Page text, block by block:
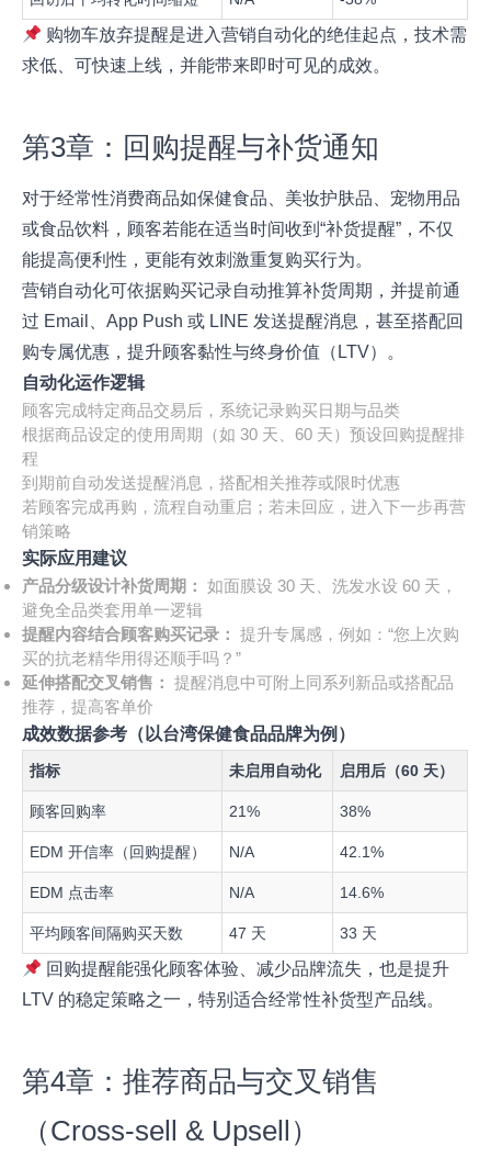
购物车放弃提醒是进入营销自动化的绝佳起点，技术需
求低、可快速上线，并能带来即时可见的成效。
第3章：回购提醒与补货通知
对于经常性消费商品如保健食品、美妆护肤品、宠物用品
或食品饮料，顾客若能在适当时间收到“补货提醒”，不仅
能提高便利性，更能有效刺激重复购买行为。
营销自动化可依据购买记录自动推算补货周期，并提前通
过 Email、App Push 或 LINE 发送提醒消息，甚至搭配回
购专属优惠，提升顾客黏性与终身价值（LTV）。
自动化运作逻辑
顾客完成特定商品交易后，系统记录购买日期与品类
根据商品设定的使用周期（如 30 天、60 天）预设回购提醒排
程
到期前自动发送提醒消息，搭配相关推荐或限时优惠
若顾客完成再购，流程自动重启；若未回应，进入下一步再营
销策略
实际应用建议
产品分级设计补货周期： 如面膜设 30 天、洗发水设 60 天，
避免全品类套用单一逻辑
提醒内容结合顾客购买记录： 提升专属感，例如：“您上次购
买的抗老精华用得还顺手吗？”
延伸搭配交叉销售： 提醒消息中可附上同系列新品或搭配品
推荐，提高客单价
成效数据参考（以台湾保健食品品牌为例）
指标 未启用自动化 启用后（60 天）
顾客回购率 21% 38%
EDM 开信率（回购提醒） N/A 42.1%
EDM 点击率 N/A 14.6%
平均顾客间隔购买天数 47 天 33 天
回购提醒能强化顾客体验、减少品牌流失，也是提升
LTV 的稳定策略之一，特别适合经常性补货型产品线。
第4章：推荐商品与交叉销售
（Cross-sell & Upsell）